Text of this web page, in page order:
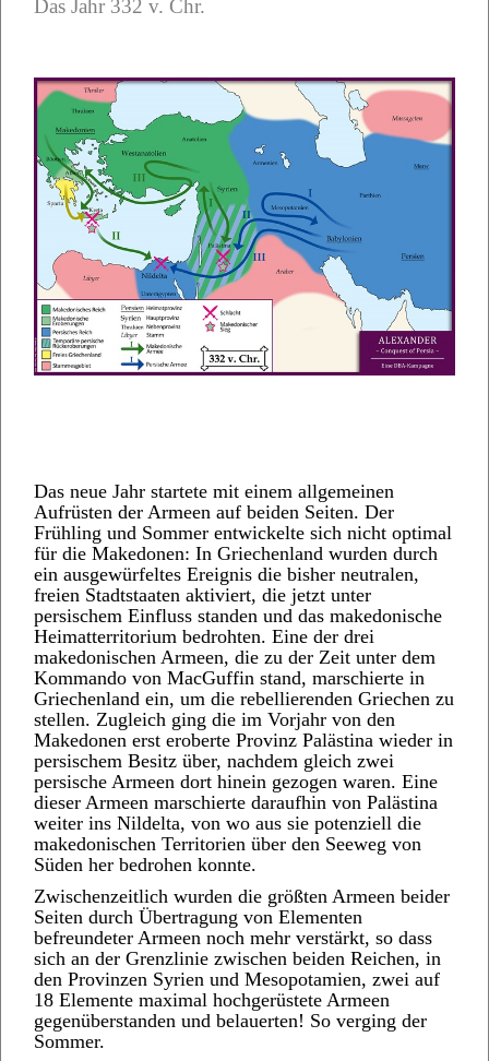
Das Jahr 332 v. Chr.
Das neue Jahr startete mit einem allgemeinen
Aufrüsten der Armeen auf beiden Seiten. Der
Frühling und Sommer entwickelte sich nicht optimal
für die Makedonen: In Griechenland wurden durch
ein ausgewürfeltes Ereignis die bisher neutralen,
freien Stadtstaaten aktiviert, die jetzt unter
persischem Einfluss standen und das makedonische
Heimatterritorium bedrohten. Eine der drei
makedonischen Armeen, die zu der Zeit unter dem
Kommando von MacGuffin stand, marschierte in
Griechenland ein, um die rebellierenden Griechen zu
stellen. Zugleich ging die im Vorjahr von den
Makedonen erst eroberte Provinz Palästina wieder in
persischem Besitz über, nachdem gleich zwei
persische Armeen dort hinein gezogen waren. Eine
dieser Armeen marschierte daraufhin von Palästina
weiter ins Nildelta, von wo aus sie potenziell die
makedonischen Territorien über den Seeweg von
Süden her bedrohen konnte.
Zwischenzeitlich wurden die größten Armeen beider
Seiten durch Übertragung von Elementen
befreundeter Armeen noch mehr verstärkt, so dass
sich an der Grenzlinie zwischen beiden Reichen, in
den Provinzen Syrien und Mesopotamien, zwei auf
18 Elemente maximal hochgerüstete Armeen
gegenüberstanden und belauerten! So verging der
Sommer.